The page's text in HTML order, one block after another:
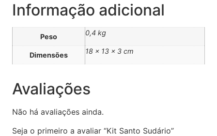
Informação adicional
Peso 0,4 kg
Dimensões 18 × 13 × 3 cm
Avaliações
Não há avaliações ainda.
Seja o primeiro a avaliar “Kit Santo Sudário”